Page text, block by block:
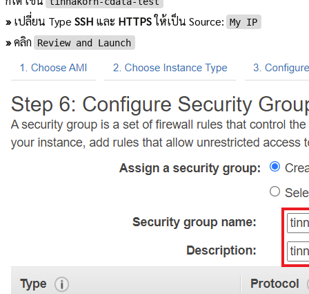
»เปลี่ยน Type SSH และ HTTPSให้เป็น Source: My IP
»คลิก Review and Launch